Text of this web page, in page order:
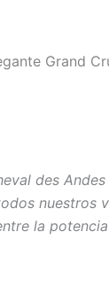
Grand
des
nuestros
la